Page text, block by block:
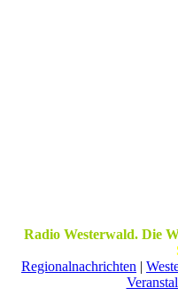
Radio Westerwald. Die
Regionalnachrichten |